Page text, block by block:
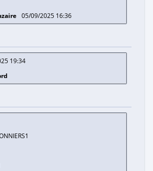
05/09/2025 16:36
19:34